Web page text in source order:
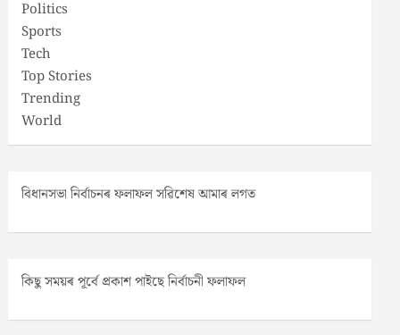
Politics
Sports
Tech
Top Stories
Trending
World
বিধানসভা নিৰ্বাচনৰ ফলাফল সৱিশেষ আমাৰ লগত
কিছু সময়ৰ পূৰ্বে প্ৰকাশ পাইছে নিৰ্বাচনী ফলাফল